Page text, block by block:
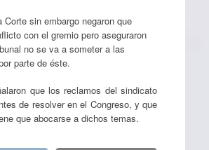
Corte sin embargo negaron que
con el gremio pero aseguraron
no se va a someter a las
parte de éste.
que los reclamos del sindicato
de resolver en el Congreso, y que
que abocarse a dichos temas.